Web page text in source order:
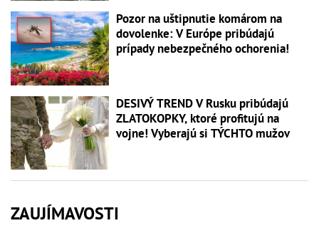
Pozor na uštipnutie komárom na
dovolenke: V Európe pribúdajú
prípady nebezpečného ochorenia!
DESIVÝ TREND V Rusku pribúdajú
ZLATOKOPKY, ktoré profitujú na
vojne! Vyberajú si TÝCHTO mužov
ZAUJÍMAVOSTI